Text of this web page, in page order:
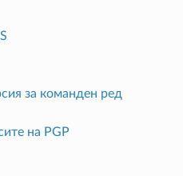
за команден ред
на PGP